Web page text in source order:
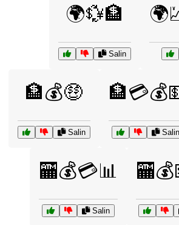
🌍💱🏦
Salin
🏦💰🤑
Salin Salin
🏧💰💳📊
Salin